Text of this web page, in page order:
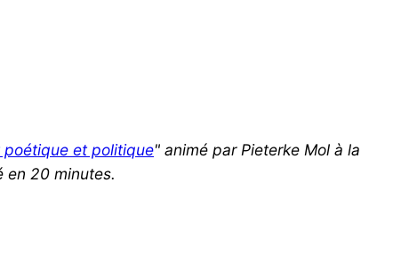
et politique" animé par Pieterke Mol à la
en 20 minutes.